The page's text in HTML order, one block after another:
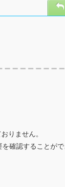
りません。
確認することがで